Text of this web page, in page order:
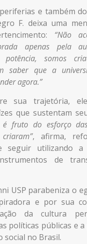
e também
F. deixa uma
“Não
apenas pela
potência, somos
saber que a
agora.”
sua trajetória,
que sustentam
é fruto do esforço
, afirma,
seguir utilizando
de
USP parabeniza o
e por sua
da cultura
políticas públicas e
social no Brasil.